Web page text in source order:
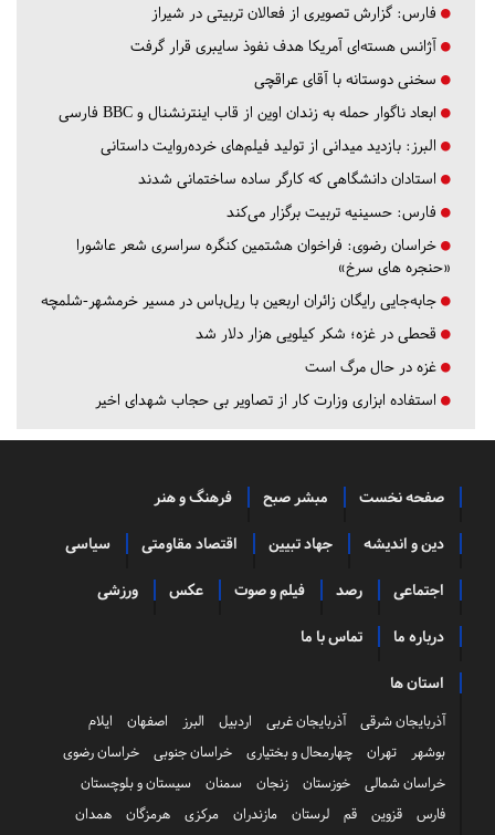
فارس: گزارش تصویری از فعالان تربیتی در شیراز
آژانس هسته‌ای آمریکا هدف نفوذ سایبری قرار گرفت
سخنی دوستانه با آقای عراقچی
ابعاد ناگوار حمله به زندان اوین از قاب اینترنشنال و BBC فارسی
البرز: بازدید میدانی از تولید فیلم‌های خرده‌روایت داستانی
استادان دانشگاهی که کارگر ساده ساختمانی شدند
فارس: حسینیه تربیت برگزار می‌کند
خراسان رضوی: فراخوان هشتمین کنگره سراسری شعر عاشورا
«حنجره های سرخ»
جابه‌جایی رایگان زائران اربعین با ریل‌باس در مسیر خرمشهر-شلمچه
قحطی در غزه؛ شکر کیلویی هزار دلار شد
غزه در حال مرگ است
استفاده ابزاری وزارت کار از تصاویر بی حجاب شهدای اخیر
صفحه نخست مبشر صبح فرهنگ و هنر
دین و اندیشه جهاد تبیین اقتصاد مقاومتی سیاسی
اجتماعی رصد فیلم و صوت عکس ورزشی
درباره ما تماس با ما
استان ها
آذربایجان شرقی آذربایجان غربی اردبیل البرز اصفهان
ایلام
بوشهر
تهران چهارمحال و بختیاری خراسان جنوبی
خراسان رضوی
خراسان شمالی
خوزستان زنجان سمنان
سیستان و بلوچستان
فارس
قزوین قم لرستان مازندران مرکزی هرمزگان همدان